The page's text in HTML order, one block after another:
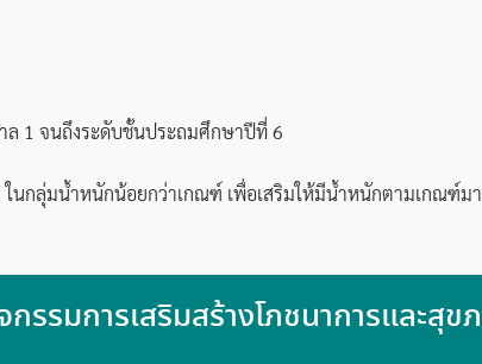
ล 1 จนถึงระดับชั้นประถมศึกษาปีที่ 6
นกลุ่มน้ำหนักน้อยกว่าเกณฑ์ เพื่อเสริมให้มีน้ำหนักตามเกณฑ์ม
รรมการเสริมสร้างโภชนาการและสุข